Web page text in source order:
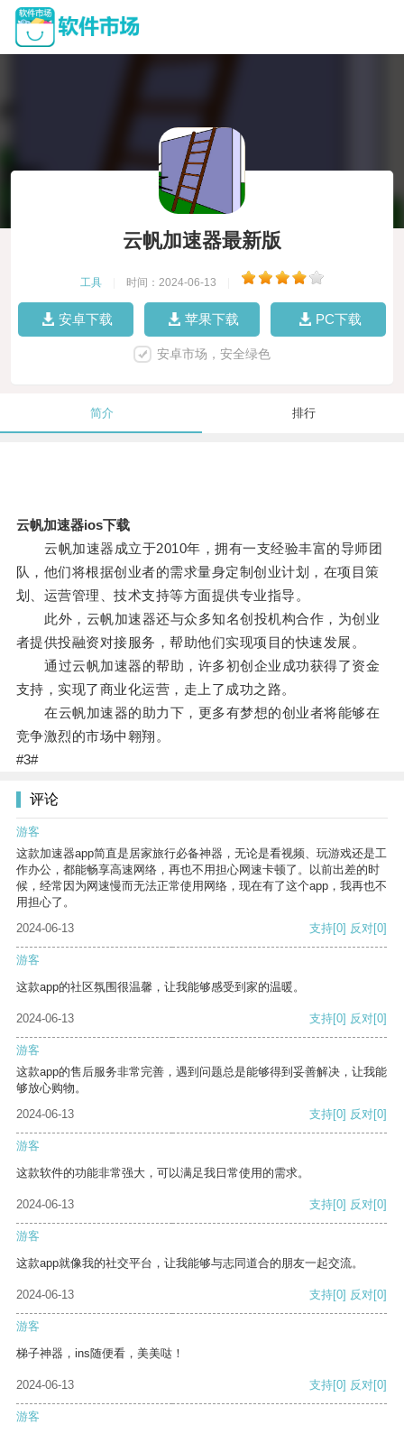
云帆加速器最新版
工具 时间：2024-06-13
安卓下载 苹果下载 PC下载
安卓市场，安全绿色
简介 排行
云帆加速器ios下载
云帆加速器成立于2010年，拥有一支经验丰富的导师团
队，他们将根据创业者的需求量身定制创业计划，在项目策
划、运营管理、技术支持等方面提供专业指导。
此外，云帆加速器还与众多知名创投机构合作，为创业
者提供投融资对接服务，帮助他们实现项目的快速发展。
通过云帆加速器的帮助，许多初创企业成功获得了资金
支持，实现了商业化运营，走上了成功之路。
在云帆加速器的助力下，更多有梦想的创业者将能够在
竞争激烈的市场中翱翔。
#3#
评论
游客
这款加速器app简直是居家旅行必备神器，无论是看视频、玩游戏还是工
作办公，都能畅享高速网络，再也不用担心网速卡顿了。以前出差的时
候，经常因为网速慢而无法正常使用网络，现在有了这个app，我再也不
用担心了。
2024-06-13
支持[0] 反对[0]
游客
这款app的社区氛围很温馨，让我能够感受到家的温暖。
2024-06-13 支持[0] 反对[0]
游客
这款app的售后服务非常完善，遇到问题总是能够得到妥善解决，让我能
够放心购物。
2024-06-13
支持[0] 反对[0]
游客
这款软件的功能非常强大，可以满足我日常使用的需求。
2024-06-13 支持[0] 反对[0]
游客
这款app就像我的社交平台，让我能够与志同道合的朋友一起交流。
2024-06-13 支持[0] 反对[0]
游客
梯子神器，ins随便看，美美哒！
2024-06-13 支持[0] 反对[0]
游客